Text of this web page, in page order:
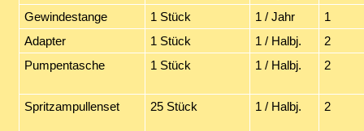
Gewindestange
1 Stück 1 / Jahr
1
Adapter
1 Stück 1 / Halbj.
2
Pumpentasche
1 Stück 1 / Halbj. 2
Spritzampullenset 25 Stück 1 / Halbj. 2